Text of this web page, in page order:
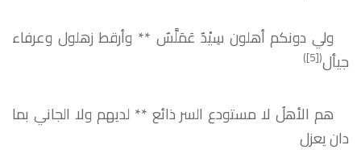
ولي دونكم أهلون سِيْدٌ عَمَلَّسٌ ** وأرقط زهلول وعرفاء
جيأل(
[5]
)
هم الأهلُ لا مستودع السر ذائع ** لديهم ولا الجاني بما
دان يعزل